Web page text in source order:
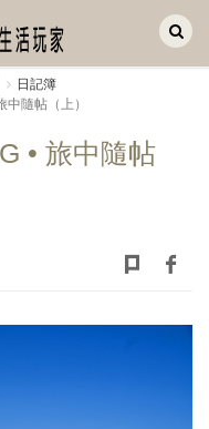
日記簿
中隨帖（上）
• 旅中隨帖